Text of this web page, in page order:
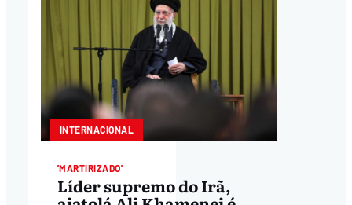
INTERNACIONAL
'MARTIRIZADO'
Líder supremo do Irã,